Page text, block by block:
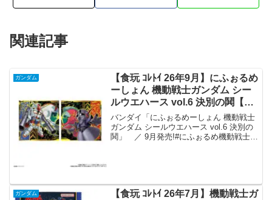
関連記事
ガンダム
【食玩 ｺﾚﾄｲ 26年9月】にふぉるめ
ーしょん 機動戦士ガンダム シー
ルウエハース vol.6 決別の鬨【バ
ンダイ】
バンダイ「にふぉるめーしょん 機動戦士
ガンダム シールウエハース vol.6 決別の
鬨」 ／ 9月発売!#にふぉるめ機動戦士#
ガンダム
【食玩 ｺﾚﾄｲ 26年7月】機動戦士ガ